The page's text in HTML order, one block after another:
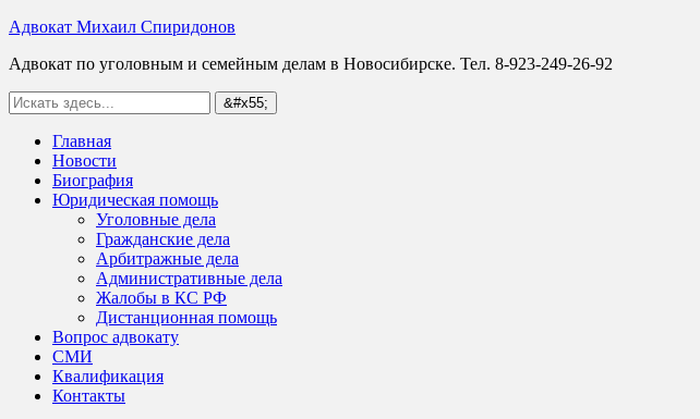
Адвокат Михаил Спиридонов
Адвокат по уголовным и семейным делам в Новосибирске. Тел. 8-923-249-26-92
Главная
Новости
Биография
Юридическая помощь
Уголовные дела
Гражданские дела
Арбитражные дела
Административные дела
Жалобы в КС РФ
Дистанционная помощь
Вопрос адвокату
СМИ
Квалификация
Контакты